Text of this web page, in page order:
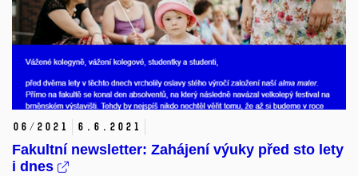
06/2021 6. 6. 2021
Fakultní newsletter: Zahájení výuky před sto lety
i dnes